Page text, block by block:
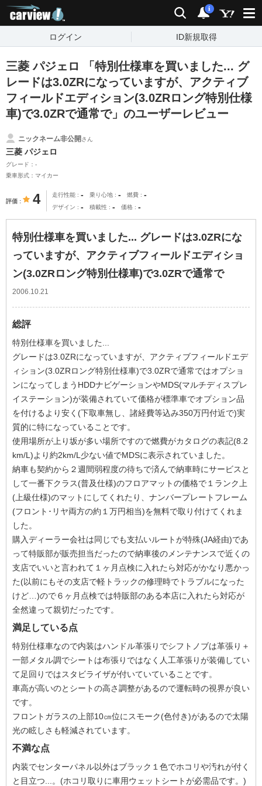
検索 通知
i
ログイン ID新規取得
三菱 パジェロ 「特別仕様車を買いました... グ
レードは3.0ZRになっていますが、アクティブ
フィールドエディション(3.0ZRロング特別仕様
車)で3.0ZRで通常で」のユーザーレビュー
ニックネーム非公開さん
三菱 パジェロ
グレード：-
乗車形式：マイカー
評価 4 走行性能 - 乗り心地 - 燃費 -
デザイン - 積載性 - 価格 -
特別仕様車を買いました... グレードは3.0ZRにな
っていますが、アクティブフィールドエディショ
ン(3.0ZRロング特別仕様車)で3.0ZRで通常で
2006.10.21
総評
特別仕様車を買いました...
グレードは3.0ZRになっていますが、アクティブフィールドエデ
ィション(3.0ZRロング特別仕様車)で3.0ZRで通常ではオプショ
ンになってしまうHDDナビゲーションやMDS(マルチディスプレ
イステーション)が装備されていて価格が標準車でオプション品
を付けるより安く(下取車無し、諸経費等込み350万円付近で)実
質的に特になっていることです。
使用場所が上り坂が多い場所ですので燃費がカタログの表記(8.2
km/L)より約2km/L少ない値でMDSに表示されていました。
納車も契約から２週間弱程度の待ちで済んで納車時にサービスと
して一番下クラス(普及仕様)のフロアマットの価格で１ランク上
(上級仕様)のマットにしてくれたり、ナンバープレートフレーム
(フロント･リヤ両方の約１万円相当)を無料で取り付けてくれま
した。
購入ディーラー会社は同じでも支払いルートが特殊(JA経由)であ
って特販部が販売担当だったので納車後のメンテナンスで近くの
支店でいいと言われて１ヶ月点検に入れたら対応がかなり悪かっ
た(以前にもその支店で軽トラックの修理時でトラブルになった
けど…)ので６ヶ月点検では特販部のある本店に入れたら対応が
全然違って親切だったです。
満足している点
特別仕様車なので内装はハンドル革張りでシフトノブは革張り＋
一部メタル調でシートは布張りではなく人工革張りが装備してい
て足回りではスタビライザが付いていていることです。
車高が高いのとシートの高さ調整があるので運転時の視界が良い
です。
フロントガラスの上部10㎝位にスモーク(色付き)があるので太陽
光の眩しさも軽減されています。
不満な点
内装でセンターパネル以外はブラック１色でホコリや汚れが付く
と目立つ...。(ホコリ取りに車用ウェットシートが必需品です。)